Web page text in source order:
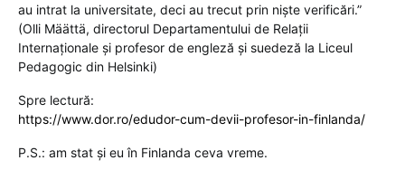
au intrat la universitate, deci au trecut prin niște verificări.”
(Olli Määttä, directorul Departamentului de Relații
Internaționale și profesor de engleză și suedeză la Liceul
Pedagogic din Helsinki)
Spre lectură:
https://www.dor.ro/edudor-cum-devii-profesor-in-finlanda/
P.S.: am stat și eu în Finlanda ceva vreme.